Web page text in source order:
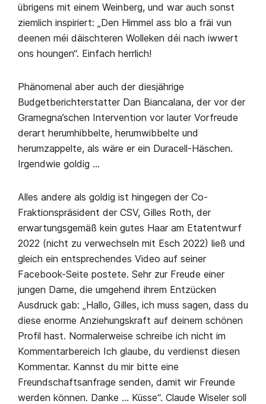
übrigens mit einem Weinberg, und war auch sonst
ziemlich inspiriert: „Den Himmel ass blo a fräi vun
deenen méi däischteren Wolleken déi nach iwwert
ons houngen“. Einfach herrlich!
Phänomenal aber auch der diesjährige
Budgetberichterstatter Dan Biancalana, der vor der
Gramegna’schen Intervention vor lauter Vorfreude
derart herumhibbelte, herumwibbelte und
herumzappelte, als wäre er ein Duracell-Häschen.
Irgendwie goldig …
Alles andere als goldig ist hingegen der Co-
Fraktionspräsident der CSV, Gilles Roth, der
erwartungsgemäß kein gutes Haar am Etatentwurf
2022 (nicht zu verwechseln mit Esch 2022) ließ und
gleich ein entsprechendes Video auf seiner
Facebook-Seite postete. Sehr zur Freude einer
jungen Dame, die umgehend ihrem Entzücken
Ausdruck gab: „Hallo, Gilles, ich muss sagen, dass du
diese enorme Anziehungskraft auf deinem schönen
Profil hast. Normalerweise schreibe ich nicht im
Kommentarbereich Ich glaube, du verdienst diesen
Kommentar. Kannst du mir bitte eine
Freundschaftsanfrage senden, damit wir Freunde
werden können. Danke … Küsse“. Claude Wiseler soll